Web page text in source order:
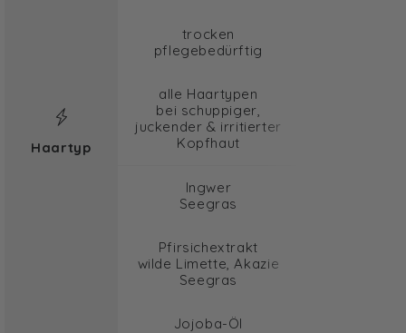
Haartyp
trocken
pflegebedürftig
alle Haartypen
bei schuppiger,
juckender & irritierter
Kopfhaut
Ingwer
Seegras
Pfirsichextrakt
wilde Limette, Akazie
Seegras
Jojoba-Öl